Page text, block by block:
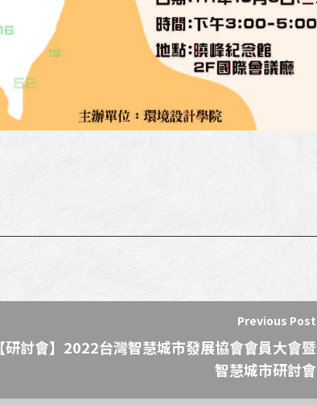
Previous Post
【研討會】2022台灣智慧城市發展協會會員大會暨
智慧城市研討會